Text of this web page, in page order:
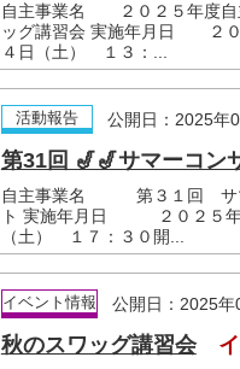
自主事業名 ２０２５年度
ッグ講習会 実施年月日 ２０
４日（土） １３：...
活動報告 公開日：2025年
第31回 🎷🎷サマーコン
自主事業名 第３１回 サ
ト 実施年月日 ２０２５年
（土） １７：３０開...
イベント情報 公開日：2025年
秋のスワッグ講習会